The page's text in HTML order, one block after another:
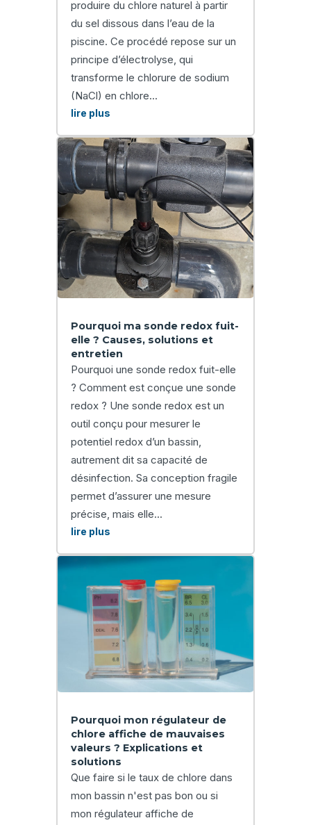
produire du chlore naturel à partir
du sel dissous dans l’eau de la
piscine. Ce procédé repose sur un
principe d’électrolyse, qui
transforme le chlorure de sodium
(NaCl) en chlore...
lire plus
Pourquoi ma sonde redox fuit-
elle ? Causes, solutions et
entretien
Pourquoi une sonde redox fuit-elle
? Comment est conçue une sonde
redox ? Une sonde redox est un
outil conçu pour mesurer le
potentiel redox d’un bassin,
autrement dit sa capacité de
désinfection. Sa conception fragile
permet d’assurer une mesure
précise, mais elle...
lire plus
Pourquoi mon régulateur de
chlore affiche de mauvaises
valeurs ? Explications et
solutions
Que faire si le taux de chlore dans
mon bassin n'est pas bon ou si
mon régulateur affiche de